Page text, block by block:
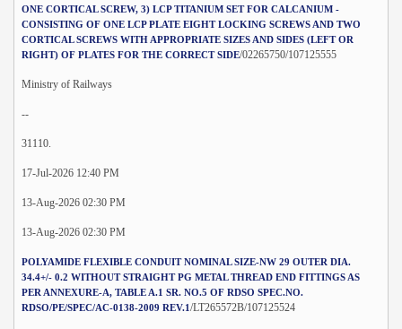
ONE CORTICAL SCREW, 3) LCP TITANIUM SET FOR CALCANIUM -
CONSISTING OF ONE LCP PLATE EIGHT LOCKING SCREWS AND TWO
CORTICAL SCREWS WITH APPROPRIATE SIZES AND SIDES (LEFT OR
RIGHT) OF PLATES FOR THE CORRECT SIDE/02265750/107125555
Ministry of Railways
--
31110.
17-Jul-2026 12:40 PM
13-Aug-2026 02:30 PM
13-Aug-2026 02:30 PM
POLYAMIDE FLEXIBLE CONDUIT NOMINAL SIZE-NW 29 OUTER DIA.
34.4+/- 0.2 WITHOUT STRAIGHT PG METAL THREAD END FITTINGS AS
PER ANNEXURE-A, TABLE A.1 SR. NO.5 OF RDSO SPEC.NO.
RDSO/PE/SPEC/AC-0138-2009 REV.1/LT265572B/107125524